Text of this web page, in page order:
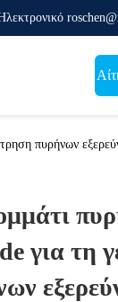
πυρήνων
για τη